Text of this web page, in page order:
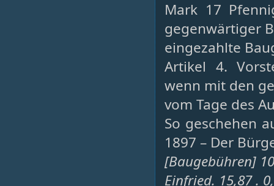
Mark 17
gegenwärtiger
eingezahlte
Artikel 4.
wenn mit den
vom Tage des
So geschehen
1897 – Der
[Baugebühren]
Einfried. 15,87 .